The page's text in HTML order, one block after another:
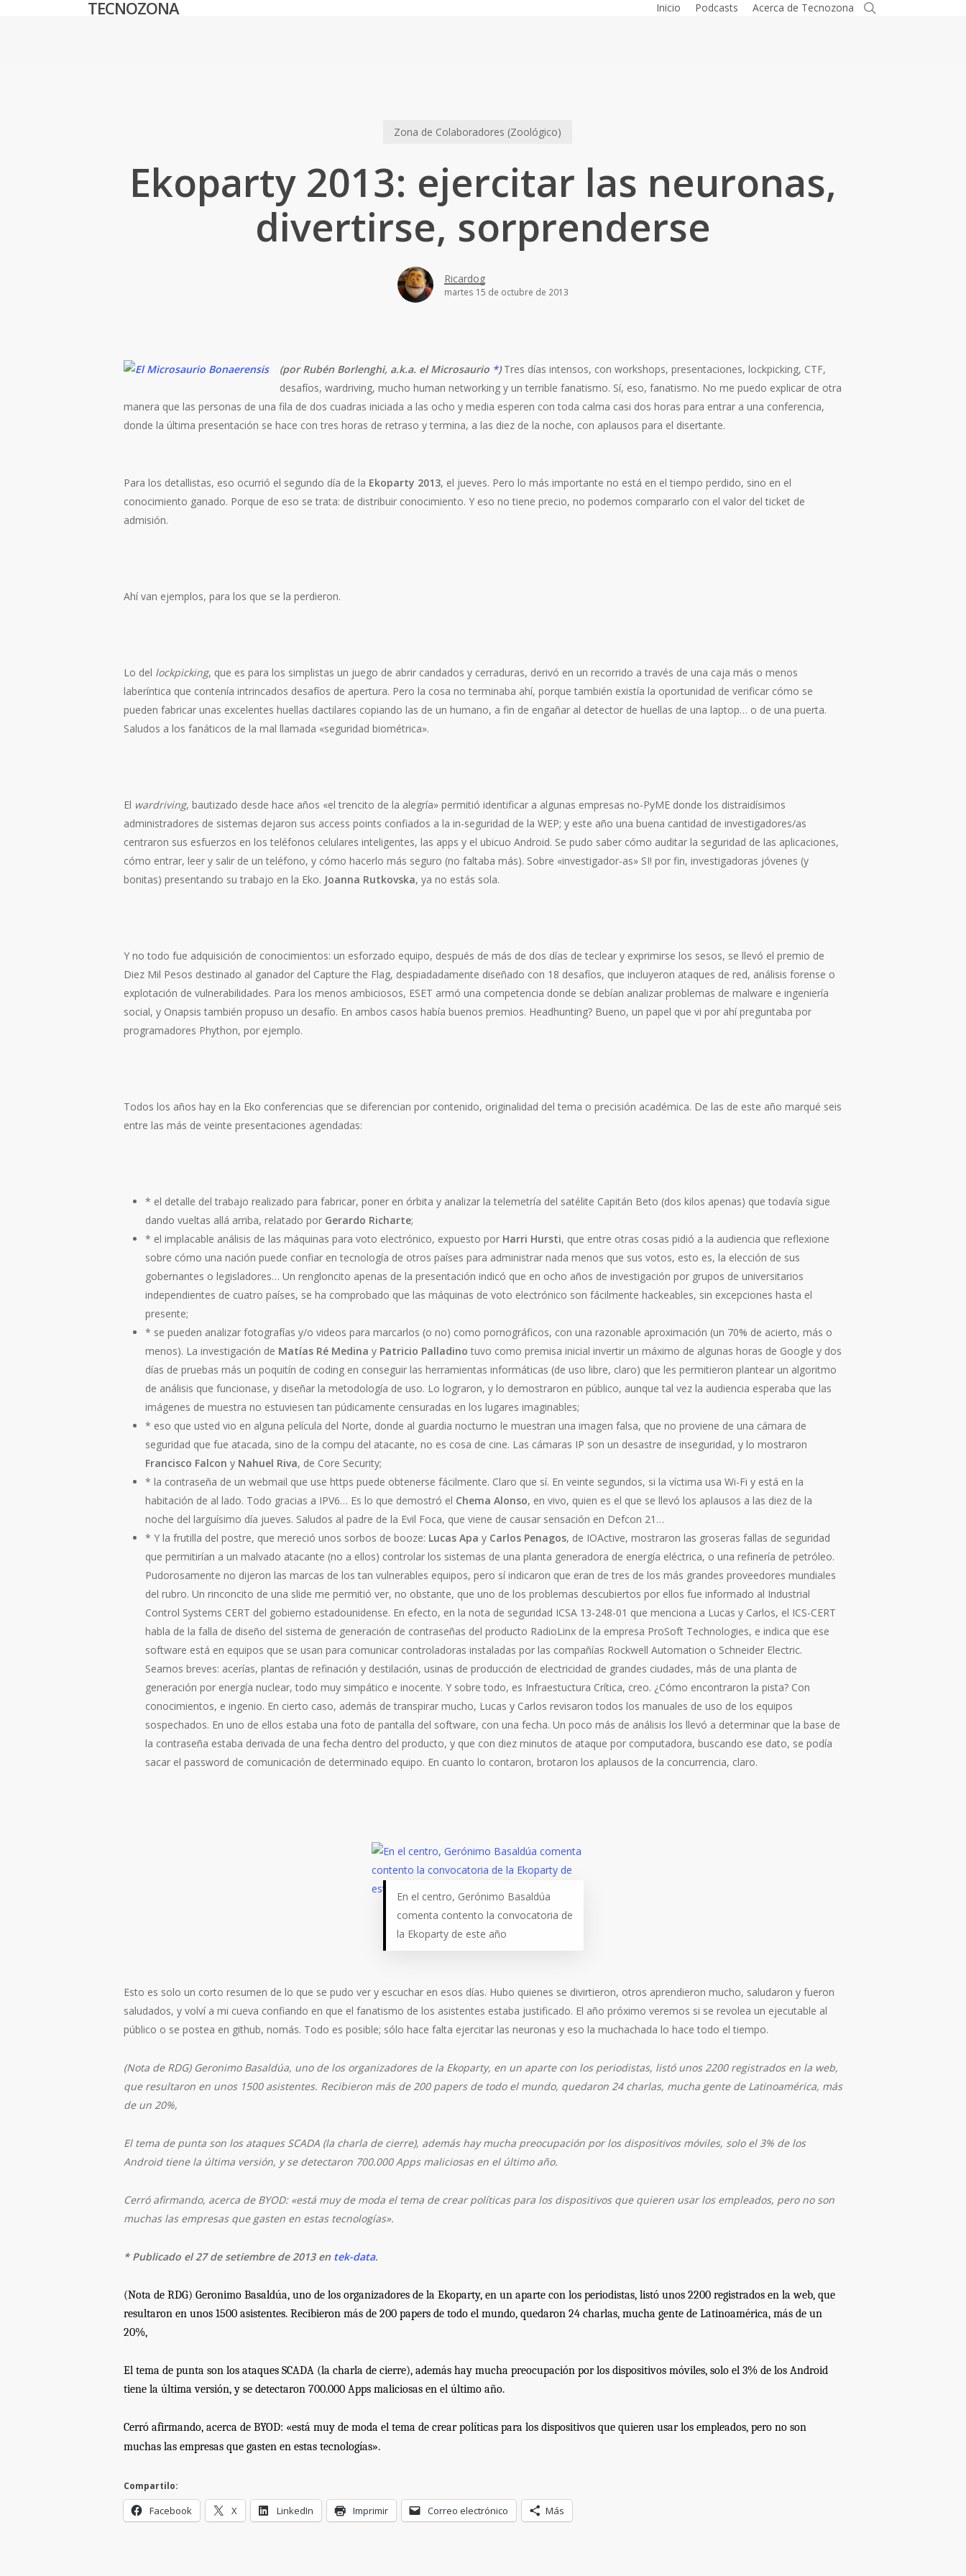
TECNOZONA Inicio Podcasts Acerca de Tecnozona
Zona de Colaboradores (Zoológico)
Ekoparty 2013: ejercitar las neuronas,
divertirse, sorprenderse
Ricardog
martes 15 de octubre de 2013
(por Rubén Borlenghi, a.k.a. el Microsaurio *)Tres días intensos, con workshops, presentaciones, lockpicking, CTF,
desafíos, wardriving, mucho human networking y un terrible fanatismo. Sí, eso, fanatismo. No me puedo explicar de otra
manera que las personas de una fila de dos cuadras iniciada a las ocho y media esperen con toda calma casi dos horas para entrar a una conferencia,
donde la última presentación se hace con tres horas de retraso y termina, a las diez de la noche, con aplausos para el disertante.
Para los detallistas, eso ocurrió el segundo día de la Ekoparty 2013, el jueves. Pero lo más importante no está en el tiempo perdido, sino en el
conocimiento ganado. Porque de eso se trata: de distribuir conocimiento. Y eso no tiene precio, no podemos compararlo con el valor del ticket de
admisión.
Ahí van ejemplos, para los que se la perdieron.
Lo del lockpicking, que es para los simplistas un juego de abrir candados y cerraduras, derivó en un recorrido a través de una caja más o menos
laberíntica que contenía intrincados desafíos de apertura. Pero la cosa no terminaba ahí, porque también existía la oportunidad de verificar cómo se
pueden fabricar unas excelentes huellas dactilares copiando las de un humano, a fin de engañar al detector de huellas de una laptop… o de una puerta.
Saludos a los fanáticos de la mal llamada «seguridad biométrica».
El wardriving, bautizado desde hace años «el trencito de la alegría» permitió identificar a algunas empresas no-PyME donde los distraidísimos
administradores de sistemas dejaron sus access points confiados a la in-seguridad de la WEP; y este año una buena cantidad de investigadores/as
centraron sus esfuerzos en los teléfonos celulares inteligentes, las apps y el ubicuo Android. Se pudo saber cómo auditar la seguridad de las aplicaciones,
cómo entrar, leer y salir de un teléfono, y cómo hacerlo más seguro (no faltaba más). Sobre «investigador-as» SI! por fin, investigadoras jóvenes (y
bonitas) presentando su trabajo en la Eko. Joanna Rutkovska, ya no estás sola.
Y no todo fue adquisición de conocimientos: un esforzado equipo, después de más de dos días de teclear y exprimirse los sesos, se llevó el premio de
Diez Mil Pesos destinado al ganador del Capture the Flag, despiadadamente diseñado con 18 desafíos, que incluyeron ataques de red, análisis forense o
explotación de vulnerabilidades. Para los menos ambiciosos, ESET armó una competencia donde se debían analizar problemas de malware e ingeniería
social, y Onapsis también propuso un desafío. En ambos casos había buenos premios. Headhunting? Bueno, un papel que vi por ahí preguntaba por
programadores Phython, por ejemplo.
Todos los años hay en la Eko conferencias que se diferencian por contenido, originalidad del tema o precisión académica. De las de este año marqué seis
entre las más de veinte presentaciones agendadas:
* el detalle del trabajo realizado para fabricar, poner en órbita y analizar la telemetría del satélite Capitán Beto (dos kilos apenas) que todavía sigue
dando vueltas allá arriba, relatado por Gerardo Richarte;
* el implacable análisis de las máquinas para voto electrónico, expuesto por Harri Hursti, que entre otras cosas pidió a la audiencia que reflexione
sobre cómo una nación puede confiar en tecnología de otros países para administrar nada menos que sus votos, esto es, la elección de sus
gobernantes o legisladores… Un rengloncito apenas de la presentación indicó que en ocho años de investigación por grupos de universitarios
independientes de cuatro países, se ha comprobado que las máquinas de voto electrónico son fácilmente hackeables, sin excepciones hasta el
presente;
* se pueden analizar fotografías y/o videos para marcarlos (o no) como pornográficos, con una razonable aproximación (un 70% de acierto, más o
menos). La investigación de Matías Ré Medina y Patricio Palladino tuvo como premisa inicial invertir un máximo de algunas horas de Google y dos
días de pruebas más un poquitín de coding en conseguir las herramientas informáticas (de uso libre, claro) que les permitieron plantear un algoritmo
de análisis que funcionase, y diseñar la metodología de uso. Lo lograron, y lo demostraron en público, aunque tal vez la audiencia esperaba que las
imágenes de muestra no estuviesen tan púdicamente censuradas en los lugares imaginables;
* eso que usted vio en alguna película del Norte, donde al guardia nocturno le muestran una imagen falsa, que no proviene de una cámara de
seguridad que fue atacada, sino de la compu del atacante, no es cosa de cine. Las cámaras IP son un desastre de inseguridad, y lo mostraron
Francisco Falcon y Nahuel Riva, de Core Security;
* la contraseña de un webmail que use https puede obtenerse fácilmente. Claro que sí. En veinte segundos, si la víctima usa Wi-Fi y está en la
habitación de al lado. Todo gracias a IPV6… Es lo que demostró el Chema Alonso, en vivo, quien es el que se llevó los aplausos a las diez de la
noche del larguísimo día jueves. Saludos al padre de la Evil Foca, que viene de causar sensación en Defcon 21…
* Y la frutilla del postre, que mereció unos sorbos de booze: Lucas Apa y Carlos Penagos, de IOActive, mostraron las groseras fallas de seguridad
que permitirían a un malvado atacante (no a ellos) controlar los sistemas de una planta generadora de energía eléctrica, o una refinería de petróleo.
Pudorosamente no dijeron las marcas de los tan vulnerables equipos, pero sí indicaron que eran de tres de los más grandes proveedores mundiales
del rubro. Un rinconcito de una slide me permitió ver, no obstante, que uno de los problemas descubiertos por ellos fue informado al Industrial
Control Systems CERT del gobierno estadounidense. En efecto, en la nota de seguridad ICSA 13-248-01 que menciona a Lucas y Carlos, el ICS-CERT
habla de la falla de diseño del sistema de generación de contraseñas del producto RadioLinx de la empresa ProSoft Technologies, e indica que ese
software está en equipos que se usan para comunicar controladoras instaladas por las compañías Rockwell Automation o Schneider Electric.
Seamos breves: acerías, plantas de refinación y destilación, usinas de producción de electricidad de grandes ciudades, más de una planta de
generación por energía nuclear, todo muy simpático e inocente. Y sobre todo, es Infraestuctura Crítica, creo. ¿Cómo encontraron la pista? Con
conocimientos, e ingenio. En cierto caso, además de transpirar mucho, Lucas y Carlos revisaron todos los manuales de uso de los equipos
sospechados. En uno de ellos estaba una foto de pantalla del software, con una fecha. Un poco más de análisis los llevó a determinar que la base de
la contraseña estaba derivada de una fecha dentro del producto, y que con diez minutos de ataque por computadora, buscando ese dato, se podía
sacar el password de comunicación de determinado equipo. En cuanto lo contaron, brotaron los aplausos de la concurrencia, claro.
En el centro, Gerónimo Basaldúa
comenta contento la convocatoria de
la Ekoparty de este año
Esto es solo un corto resumen de lo que se pudo ver y escuchar en esos días. Hubo quienes se divirtieron, otros aprendieron mucho, saludaron y fueron
saludados, y volví a mi cueva confiando en que el fanatismo de los asistentes estaba justificado. El año próximo veremos si se revolea un ejecutable al
público o se postea en github, nomás. Todo es posible; sólo hace falta ejercitar las neuronas y eso la muchachada lo hace todo el tiempo.
(Nota de RDG) Geronimo Basaldúa, uno de los organizadores de la Ekoparty, en un aparte con los periodistas, listó unos 2200 registrados en la web,
que resultaron en unos 1500 asistentes. Recibieron más de 200 papers de todo el mundo, quedaron 24 charlas, mucha gente de Latinoamérica, más
de un 20%,
El tema de punta son los ataques SCADA (la charla de cierre), además hay mucha preocupación por los dispositivos móviles, solo el 3% de los
Android tiene la última versión, y se detectaron 700.000 Apps maliciosas en el último año.
Cerró afirmando, acerca de BYOD: «está muy de moda el tema de crear políticas para los dispositivos que quieren usar los empleados, pero no son
muchas las empresas que gasten en estas tecnologías».
* Publicado el 27 de setiembre de 2013 en tek-data.
(Nota de RDG) Geronimo Basaldúa, uno de los organizadores de la Ekoparty, en un aparte con los periodistas, listó unos 2200 registrados en la web, que
resultaron en unos 1500 asistentes. Recibieron más de 200 papers de todo el mundo, quedaron 24 charlas, mucha gente de Latinoamérica, más de un
20%,
El tema de punta son los ataques SCADA (la charla de cierre), además hay mucha preocupación por los dispositivos móviles, solo el 3% de los Android
tiene la última versión,y se detectaron 700.000 Apps maliciosas en el último año.
Cerró afirmando, acerca de BYOD: «está muy de moda el tema de crear políticas para los dispositivos que quieren usar los empleados, pero no son
muchas las empresas que gasten en estas tecnologías».
Compartilo:
Facebook X LinkedIn Imprimir Correo electrónico Más